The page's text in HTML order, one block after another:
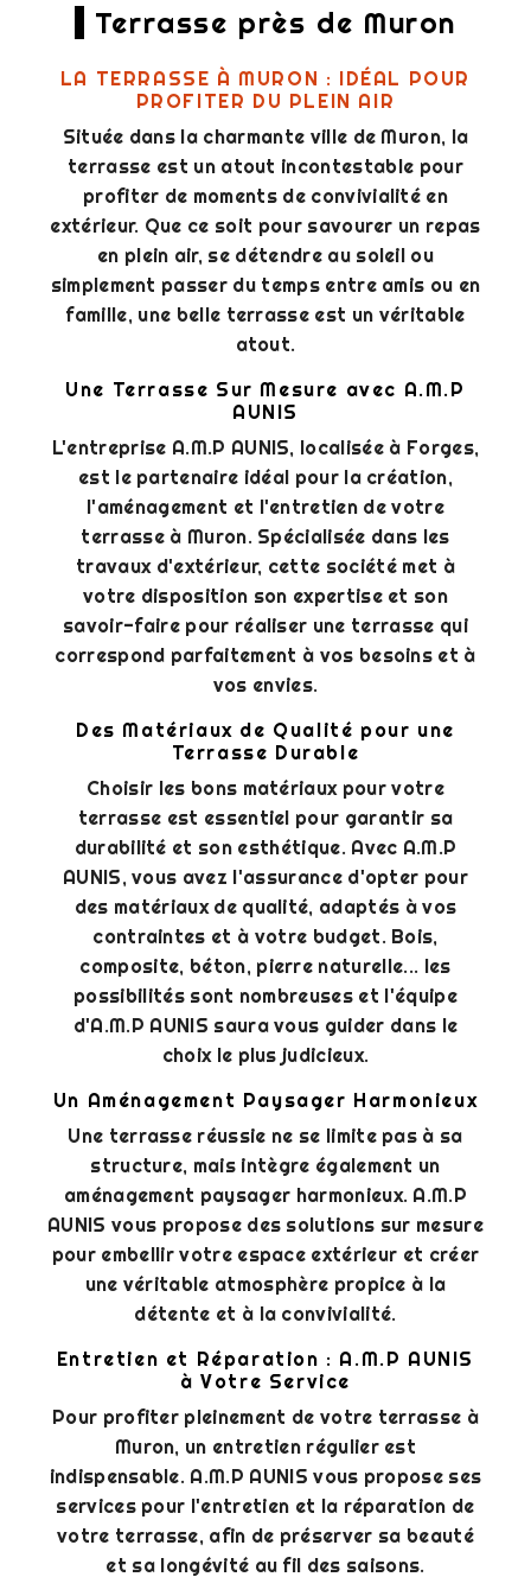
Terrasse près de Muron
LA TERRASSE À MURON : IDÉAL POUR
PROFITER DU PLEIN AIR
Située dans la charmante ville de Muron, la
terrasse est un atout incontestable pour
profiter de moments de convivialité en
extérieur. Que ce soit pour savourer un repas
en plein air, se détendre au soleil ou
simplement passer du temps entre amis ou en
famille, une belle terrasse est un véritable
atout.
Une Terrasse Sur Mesure avec A.M.P
AUNIS
L'entreprise A.M.P AUNIS, localisée à Forges,
est le partenaire idéal pour la création,
l'aménagement et l'entretien de votre
terrasse à Muron. Spécialisée dans les
travaux d'extérieur, cette société met à
votre disposition son expertise et son
savoir-faire pour réaliser une terrasse qui
correspond parfaitement à vos besoins et à
vos envies.
Des Matériaux de Qualité pour une
Terrasse Durable
Choisir les bons matériaux pour votre
terrasse est essentiel pour garantir sa
durabilité et son esthétique. Avec A.M.P
AUNIS, vous avez l'assurance d'opter pour
des matériaux de qualité, adaptés à vos
contraintes et à votre budget. Bois,
composite, béton, pierre naturelle... les
possibilités sont nombreuses et l'équipe
d'A.M.P AUNIS saura vous guider dans le
choix le plus judicieux.
Un Aménagement Paysager Harmonieux
Une terrasse réussie ne se limite pas à sa
structure, mais intègre également un
aménagement paysager harmonieux. A.M.P
AUNIS vous propose des solutions sur mesure
pour embellir votre espace extérieur et créer
une véritable atmosphère propice à la
détente et à la convivialité.
Entretien et Réparation : A.M.P AUNIS
à Votre Service
Pour profiter pleinement de votre terrasse à
Muron, un entretien régulier est
indispensable. A.M.P AUNIS vous propose ses
services pour l'entretien et la réparation de
votre terrasse, afin de préserver sa beauté
et sa longévité au fil des saisons.